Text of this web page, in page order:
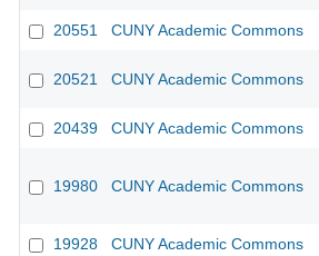
20551 CUNY Academic Commons
20521 CUNY Academic Commons
20439 CUNY Academic Commons
19980 CUNY Academic Commons
19928 CUNY Academic Commons